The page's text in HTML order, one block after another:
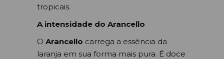
tropicais.
A intensidade do Arancello
O Arancello carrega a essência da
laranja em sua forma mais pura. É doce